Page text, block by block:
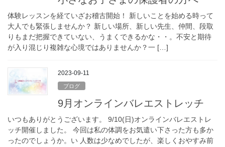
体験レッスンを経ていざお稽古開始！ 新しいことを始める時って
大人でも緊張しませんか？ 新しい場所、新しい先生、仲間、段取
りもまだ把握できていない、うまくできるかな・・。不安と期待
が入り混じり複雑な心境ではありませんか？一 […]
2023-09-11
ブログ
9月オンラインバレエストレッチ
いつもありがとうございます。 9/10(日)オンラインバレエストレ
ッチ開催しました。 今回は私の体調をお気遣い下さった方も多か
ったのでしょうか。い 人数は少なめでしたが、楽しくおやすみ前